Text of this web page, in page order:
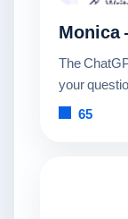
The
your
websites.
65